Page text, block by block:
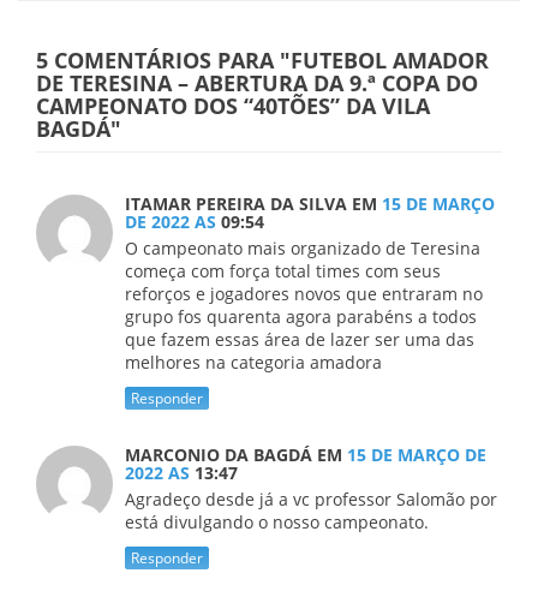
5 COMENTÁRIOS PARA "FUTEBOL AMADOR
DE TERESINA – ABERTURA DA 9.ª COPA DO
CAMPEONATO DOS “40TÕES” DA VILA
BAGDÁ"
ITAMAR PEREIRA DA SILVA EM 15 DE MARÇO
DE 2022 AS 09:54
O campeonato mais organizado de Teresina
começa com força total times com seus
reforços e jogadores novos que entraram no
grupo fos quarenta agora parabéns a todos
que fazem essas área de lazer ser uma das
melhores na categoria amadora
Responder
MARCONIO DA BAGDÁ EM 15 DE MARÇO DE
2022 AS 13:47
Agradeço desde já a vc professor Salomão por
está divulgando o nosso campeonato.
Responder